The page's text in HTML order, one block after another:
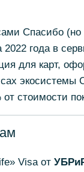
Спасибо (но
года в
для карт,
экосистемы
стоимости
Visa от